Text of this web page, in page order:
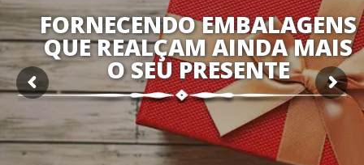
FORNECENDO EMBALAGENS
QUE REALÇAM AINDA MAIS
O SEU PRESENTE